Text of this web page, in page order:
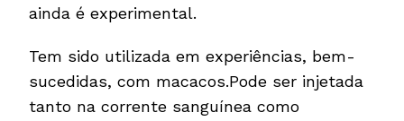
ainda é experimental.
Tem sido utilizada em experiências, bem-
sucedidas, com macacos.Pode ser injetada
tanto na corrente sanguínea como